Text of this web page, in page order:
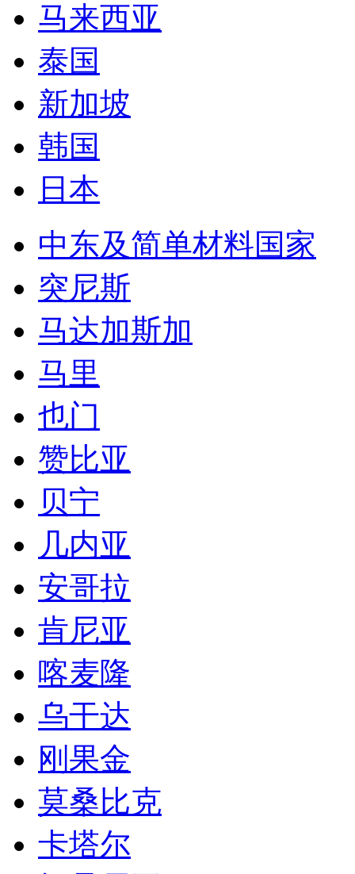
马来西亚
泰国
新加坡
韩国
日本
中东及简单材料国家
突尼斯
马达加斯加
马里
也门
赞比亚
贝宁
几内亚
安哥拉
肯尼亚
喀麦隆
乌干达
刚果金
莫桑比克
卡塔尔